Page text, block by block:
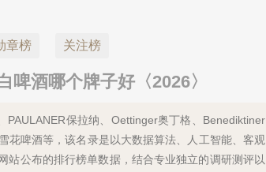
章榜 关注榜
酒哪个牌子好〈2026〉
保拉纳、Oettinger奥丁格、Benediktiner
花啤酒等，该名录是以大数据算法、人工智能、客观
公布的排行榜单数据，结合专业独立的调研测评以